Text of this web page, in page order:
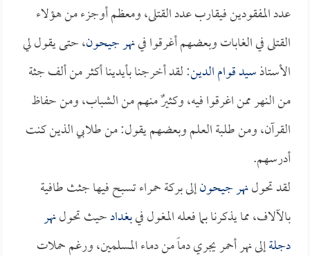
عدد المفقودين فيقارب عدد القتلى، ومعظم أوجزء من هؤلاء
القتلى في الغابات وبعضهم أغرقوا فينهر جيحون، حتى يقول لي
الأستاذسيد قوام الدين: لقد أخرجنا بأيدينا أكثر من ألف جثة
من النهر ممن اغرقوا فيه، وكثيرٌ منهم من الشباب، ومن حفاظ
القرآن، ومن طلبة العلم وبعضهم يقول: من طلابي الذين كنت
أدرسهم.
لقد تحولنهر جيحونإلى بركة حمراء تسبح فيها جثث طافية
بالآلاف، مما يذكرنا بما فعله المغول فيبغدادحيث تحولنهر
دجلةإلى نهر أحمر يجري دماً من دماء المسلمين، ورغم حملات